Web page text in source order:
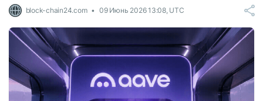
block-chain24.com 09 Июнь 2026 13:08, UTC